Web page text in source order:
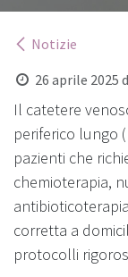
Notizie
26 aprile 2025
Il catetere
periferico lungo
pazienti che
chemioterapia,
corretta a
protocolli